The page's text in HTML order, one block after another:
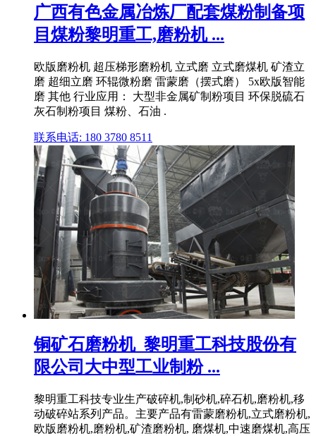
广西有色金属冶炼厂配套煤粉制备项
目煤粉黎明重工,磨粉机 ...
欧版磨粉机 超压梯形磨粉机 立式磨 立式磨煤机 矿渣立
磨 超细立磨 环辊微粉磨 雷蒙磨（摆式磨） 5x欧版智能
磨 其他 行业应用： 大型非金属矿制粉项目 环保脱硫石
灰石制粉项目 煤粉、石油 .
联系电话: 180 3780 8511
铜矿石磨粉机_黎明重工科技股份有
限公司大中型工业制粉 ...
黎明重工科技专业生产破碎机,制砂机,碎石机,磨粉机,移
动破碎站系列产品。主要产品有雷蒙磨粉机,立式磨粉机,
欧版磨粉机,磨粉机,矿渣磨粉机, 磨煤机,中速磨煤机,高压